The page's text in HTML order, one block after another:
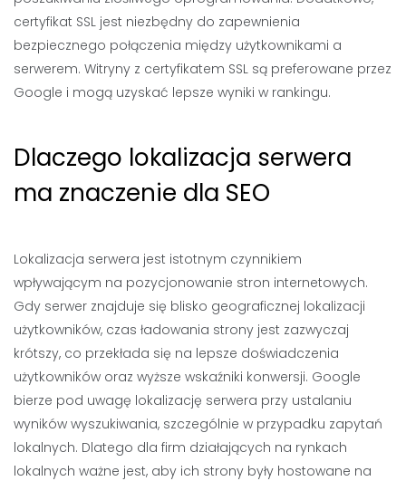
certyfikat SSL jest niezbędny do zapewnienia
bezpiecznego połączenia między użytkownikami a
serwerem. Witryny z certyfikatem SSL są preferowane przez
Google i mogą uzyskać lepsze wyniki w rankingu.
Dlaczego lokalizacja serwera
ma znaczenie dla SEO
Lokalizacja serwera jest istotnym czynnikiem
wpływającym na pozycjonowanie stron internetowych.
Gdy serwer znajduje się blisko geograficznej lokalizacji
użytkowników, czas ładowania strony jest zazwyczaj
krótszy, co przekłada się na lepsze doświadczenia
użytkowników oraz wyższe wskaźniki konwersji. Google
bierze pod uwagę lokalizację serwera przy ustalaniu
wyników wyszukiwania, szczególnie w przypadku zapytań
lokalnych. Dlatego dla firm działających na rynkach
lokalnych ważne jest, aby ich strony były hostowane na